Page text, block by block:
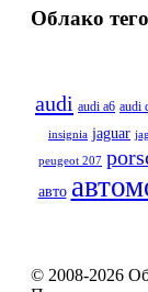
Облако
audi audi a6 audi
insignia jaguar
peugeot 207
авто
© 2008-2026